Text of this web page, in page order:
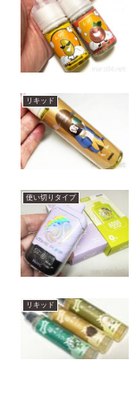
リキッド
使い切りタイプ
リキッド